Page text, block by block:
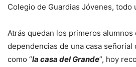
Colegio de Guardias Jóvenes, todo
Atrás quedan los primeros alumnos
dependencias de una casa señorial
como “la casa del Grande”, hoy